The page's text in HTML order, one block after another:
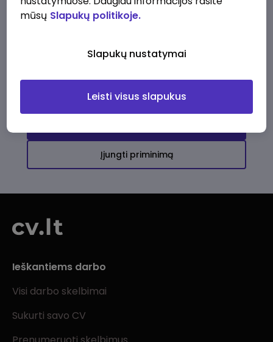
darbo pasiūlymų
Įjungti priminimą
Ieškantiems darbo
Visi darbo skelbimai
Sukurti savo CV
mūsų Slapukų politikoje.
Slapukų nustatymai
Leisti visus slapukus